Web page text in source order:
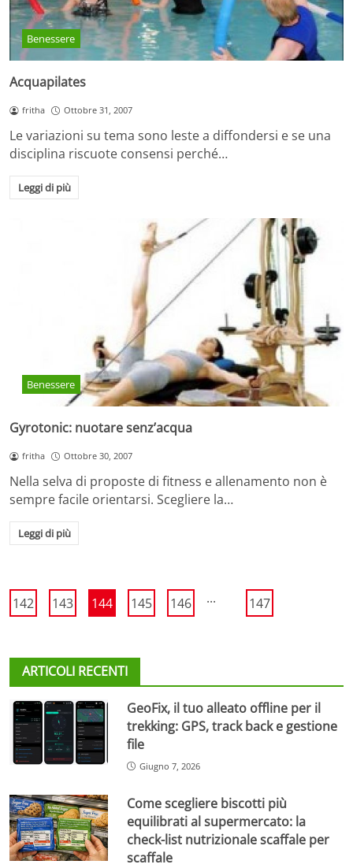
Benessere
Acquapilates
fritha Ottobre 31, 2007
Le variazioni su tema sono leste a diffondersi e se una
disciplina riscuote consensi perché…
Leggi di più
Benessere
Gyrotonic: nuotare senz’acqua
fritha Ottobre 30, 2007
Nella selva di proposte di fitness e allenamento non è
sempre facile orientarsi. Scegliere la…
Leggi di più
142 143 144 145 146 ... 147
ARTICOLI RECENTI
GeoFix, il tuo alleato offline per il
trekking: GPS, track back e gestione
file
Giugno 7, 2026
Come scegliere biscotti più
equilibrati al supermercato: la
check-list nutrizionale scaffale per
scaffale